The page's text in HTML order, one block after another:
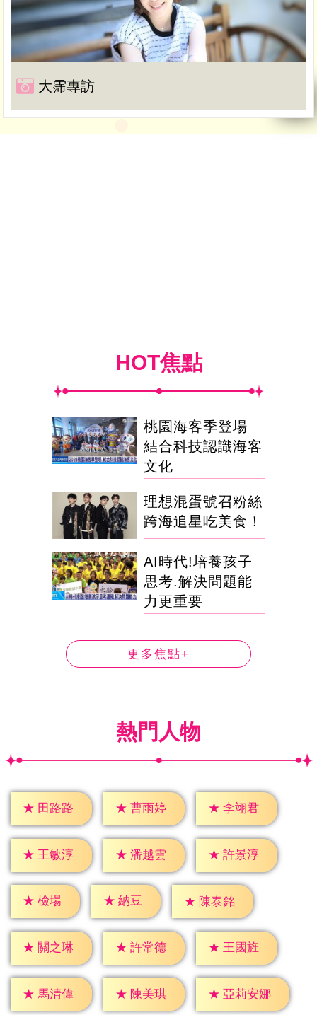
大霈專訪
HOT焦點
桃園海客季登場
結合科技認識海客
文化
理想混蛋號召粉絲
跨海追星吃美食！
AI時代!培養孩子
思考.解決問題能
力更重要
更多焦點+
熱門人物
★ 田路路 ★ 曹雨婷 ★ 李翊君
★ 王敏淳 ★ 潘越雲 ★ 許景淳
★ 檢場 ★ 納豆 ★ 陳泰銘
★ 關之琳 ★ 許常德 ★ 王國旌
★ 馬清偉 ★ 陳美琪 ★ 亞莉安娜